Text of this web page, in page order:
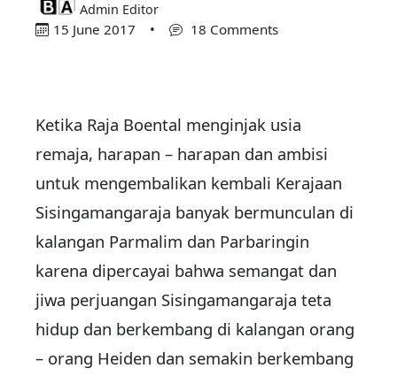
Admin Editor
15 June 2017 • 18 Comments
Ketika Raja Boental menginjak usia
remaja, harapan – harapan dan ambisi
untuk mengembalikan kembali Kerajaan
Sisingamangaraja banyak bermunculan di
kalangan Parmalim dan Parbaringin
karena dipercayai bahwa semangat dan
jiwa perjuangan Sisingamangaraja teta
hidup dan berkembang di kalangan orang
– orang Heiden dan semakin berkembang